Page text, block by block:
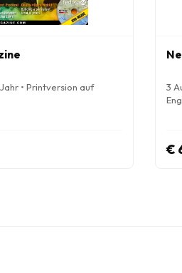
• Printversion auf
3
€